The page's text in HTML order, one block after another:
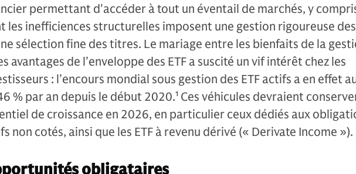
permettant d'accéder à tout un éventail de marchés, y
les inefficiences structurelles imposent une gestion rigoureuse
sélection fine des titres. Le mariage entre les bienfaits de la
avantages de l’enveloppe des ETF a suscité un vif intérêt chez les
: l’encours mondial sous gestion des ETF actifs a en effet
% par an depuis le début 2020.1 Ces véhicules devraient
de croissance en 2026, en particulier ceux dédiés aux
non cotés, ainsi que les ETF à revenu dérivé (« Derivate Income »).
obligataires